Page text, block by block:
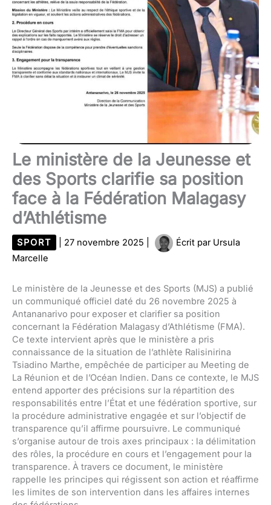
Le ministère de la Jeunesse et
des Sports clarifie sa position
face à la Fédération Malagasy
d’Athlétisme
SPORT 27 novembre 2025 Écrit par Ursula
Marcelle
Le ministère de la Jeunesse et des Sports (MJS) a publié
un communiqué officiel daté du 26 novembre 2025 à
Antananarivo pour exposer et clarifier sa position
concernant la Fédération Malagasy d’Athlétisme (FMA).
Ce texte intervient après que le ministère a pris
connaissance de la situation de l’athlète Ralisinirina
Tsiadino Marthe, empêchée de participer au Meeting de
La Réunion et de l’Océan Indien. Dans ce contexte, le MJS
entend apporter des précisions sur la répartition des
responsabilités entre l’État et une fédération sportive, sur
la procédure administrative engagée et sur l’objectif de
transparence qu’il affirme poursuivre. Le communiqué
s’organise autour de trois axes principaux : la délimitation
des rôles, la procédure en cours et l’engagement pour la
transparence. À travers ce document, le ministère
rappelle les principes qui régissent son action et réaffirme
les limites de son intervention dans les affaires internes